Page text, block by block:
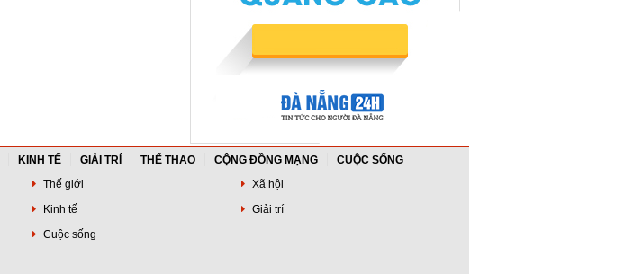
KINH TẾ GIẢI TRÍ THỂ THAO CỘNG ĐỒNG MẠNG
CUỘC SỐNG
Thế giới
Xã hội
Kinh tế
Giải trí
Cuộc sống